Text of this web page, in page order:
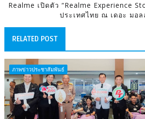
Realme เปิดตัว “realme Experience
ประเทศไทย ณ เดอะ มอ
RELATED POST
ภาพข่าวประชาสัมพันธ์